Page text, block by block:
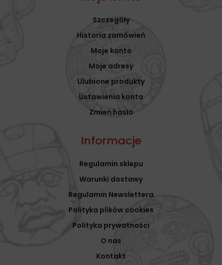
Szczegóły
Historia zamówień
Moje konto
Moje adresy
Ulubione produkty
Ustawienia konta
Zmień hasło
Informacje
Regulamin sklepu
Warunki dostawy
Regulamin Newslettera
Polityka plików cookies
Polityka prywatności
O nas
Kontakt